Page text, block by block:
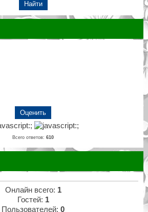
Всего ответов:610
Онлайн всего: 1
Гостей: 1
Пользователей:0